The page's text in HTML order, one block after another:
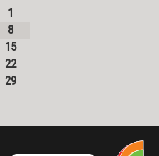
1
8
15
22
29